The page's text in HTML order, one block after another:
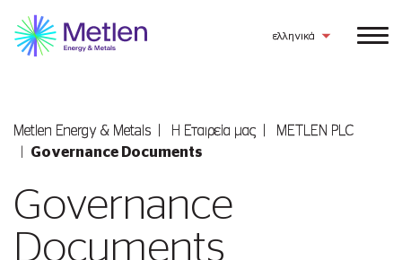
ελληνικά
Metlen Εnergy & Metals Η Εταιρεία μας
METLEN PLC
Governance Documents
Governance
Documents